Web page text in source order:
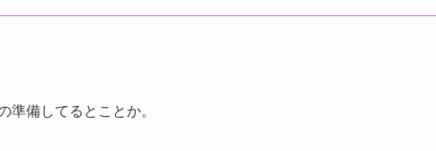
準備してるとことか。